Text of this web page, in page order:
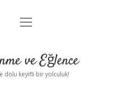
Anasayfa
Yasal Uyarı
menüyü
ve Eğlence
dolu keyifli bir yolculuk!